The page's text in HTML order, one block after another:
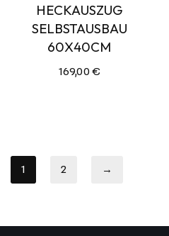
HECKAUSZUG
SELBSTAUSBAU
60X40CM
169,00 €
1 2 →